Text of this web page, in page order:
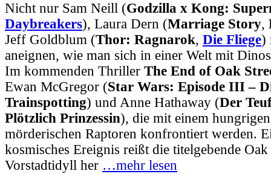
Nicht nur Sam Neill (Godzilla x Kong:
Daybreakers), Laura Dern (Marriage Story,
Jeff Goldblum (Thor: Ragnarok, Die Fliege)
aneignen, wie man sich in einer Welt mit
Im kommenden Thriller The End of Oak
Ewan McGregor (Star Wars: Episode III –
Trainspotting) und Anne Hathaway (Der
Plötzlich Prinzessin), die mit einem
mörderischen Raptoren konfrontiert werden.
kosmisches Ereignis reißt die titelgebende
Vorstadtidyll her …mehr lesen